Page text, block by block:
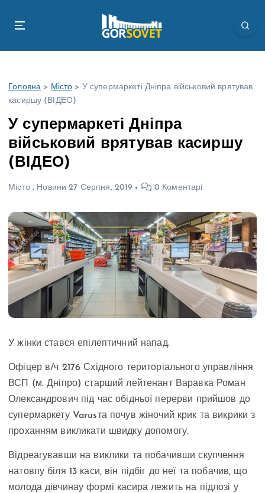
Головна > Місто > У супермаркеті Дніпра військовий врятував
касиршу (ВІДЕО)
У супермаркеті Дніпра
військовий врятував касиршу
(ВІДЕО)
Місто, Новини 27 Серпня, 2019 0 Коментарі
У жінки стався епілептичний напад.
Офіцер в/ч 2176 Східного територіального управління
ВСП (м. Дніпро) старший лейтенант Варавка Роман
Олександрович під час обідньої перерви прийшов до
супермаркету Varusта почув жіночий крик та викрики з
проханням викликати швидку допомогу.
Відреагувавши на виклики та побачивши скупчення
натовпу біля 13 каси, він підбіг до неї та побачив, що
молода дівчинау формі касира лежить на підлозі у